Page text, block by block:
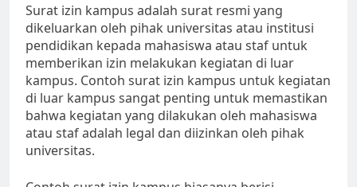
Surat izin kampus adalah surat resmi yang
dikeluarkan oleh pihak universitas atau institusi
pendidikan kepada mahasiswa atau staf untuk
memberikan izin melakukan kegiatan di luar
kampus. Contoh surat izin kampus untuk kegiatan
di luar kampus sangat penting untuk memastikan
bahwa kegiatan yang dilakukan oleh mahasiswa
atau staf adalah legal dan diizinkan oleh pihak
universitas.